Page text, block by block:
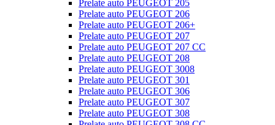
Prelate auto PEUGEOT 205
Prelate auto PEUGEOT 206
Prelate auto PEUGEOT 206+
Prelate auto PEUGEOT 207
Prelate auto PEUGEOT 207 CC
Prelate auto PEUGEOT 208
Prelate auto PEUGEOT 3008
Prelate auto PEUGEOT 301
Prelate auto PEUGEOT 306
Prelate auto PEUGEOT 307
Prelate auto PEUGEOT 308